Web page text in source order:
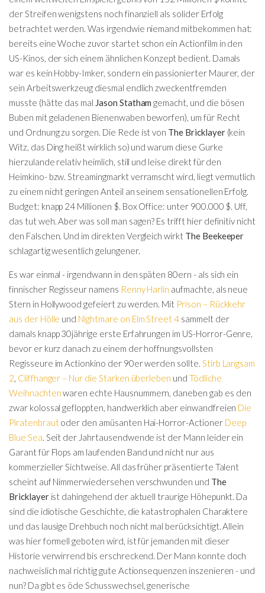
der Streifen wenigstens noch finanziell als solider Erfolg
betrachtet werden. Was irgendwie niemand mitbekommen hat:
bereits eine Woche zuvor startet schon ein Actionfilm in den
US-Kinos, der sich einem ähnlichen Konzept bedient. Damals
war es kein Hobby-Imker, sondern ein passionierter Maurer, der
sein Arbeitswerkzeug diesmal endlich zweckentfremden
musste (hätte das mal Jason Statham gemacht, und die bösen
Buben mit geladenen Bienenwaben beworfen), um für Recht
und Ordnung zu sorgen. Die Rede ist von The Bricklayer(kein
Witz, das Ding heißt wirklich so) und warum diese Gurke
hierzulande relativ heimlich, still und leise direkt für den
Heimkino- bzw. Streamingmarkt verramscht wird, liegt vermutlich
zu einem nicht geringen Anteil an seinem sensationellen Erfolg.
Budget: knapp 24 Millionen $. Box Office: unter 900.000 $. Uff,
das tut weh. Aber was soll man sagen? Es trifft hier definitiv nicht
den Falschen. Und im direkten Vergleich wirkt The Beekeeper
schlagartig wesentlich gelungener.
Es war einmal - irgendwann in den späten 80ern - als sich ein
finnischer Regisseur namens Renny Harlin aufmachte, als neue
Stern in Hollywood gefeiert zu werden. Mit Prison – Rückkehr
aus der Hölle und Nightmare on Elm Street 4 sammelt der
damals knapp 30jährige erste Erfahrungen im US-Horror-Genre,
bevor er kurz danach zu einem der hoffnungsvollsten
Regisseure im Actionkino der 90er werden sollte. Stirb Langsam
2 Cliffhanger – Nur die Starken überleben und Tödliche
Weihnachtenwaren echte Hausnummern, daneben gab es den
zwar kolossal gefloppten, handwerklich aber einwandfreien Die
Piratenbrautoder den amüsanten Hai-Horror-Actioner Deep
Blue Sea . Seit der Jahrtausendwende ist der Mann leider ein
Garant für Flops am laufenden Band und nicht nur aus
kommerzieller Sichtweise. All das früher präsentierte Talent
scheint auf Nimmerwiedersehen verschwunden und The
Bricklayerist dahingehend der aktuell traurige Höhepunkt. Da
sind die idiotische Geschichte, die katastrophalen Charaktere
und das lausige Drehbuch noch nicht mal berücksichtigt. Allein
was hier formell geboten wird, ist für jemanden mit dieser
Historie verwirrend bis erschreckend. Der Mann konnte doch
nachweislich mal richtig gute Actionsequenzen inszenieren - und
nun? Da gibt es öde Schusswechsel, generische